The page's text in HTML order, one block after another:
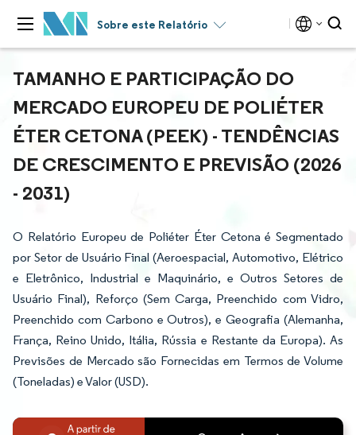
Sobre este Relatório
TAMANHO E PARTICIPAÇÃO DO
MERCADO EUROPEU DE POLIÉTER
ÉTER CETONA (PEEK) - TENDÊNCIAS
DE CRESCIMENTO E PREVISÃO (2026
- 2031)
O Relatório Europeu de Poliéter Éter Cetona é Segmentado
por Setor de Usuário Final (Aeroespacial, Automotivo, Elétrico
e Eletrônico, Industrial e Maquinário, e Outros Setores de
Usuário Final), Reforço (Sem Carga, Preenchido com Vidro,
Preenchido com Carbono e Outros), e Geografia (Alemanha,
França, Reino Unido, Itália, Rússia e Restante da Europa). As
Previsões de Mercado são Fornecidas em Termos de Volume
(Toneladas) e Valor (USD).